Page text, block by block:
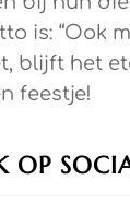
is: “Ook
blijft het
feestje!
OP